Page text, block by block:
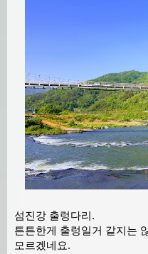
섬진강 출렁다리.
튼튼한게 출렁일거 같지는
모르겠네요.